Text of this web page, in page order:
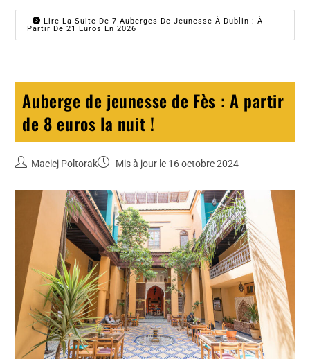
Lire La Suite De 7 Auberges De Jeunesse À Dublin : À
Partir De 21 Euros En 2026
Auberge de jeunesse de Fès : A partir
de 8 euros la nuit !
Maciej Poltorak Mis à jour le 16 octobre 2024